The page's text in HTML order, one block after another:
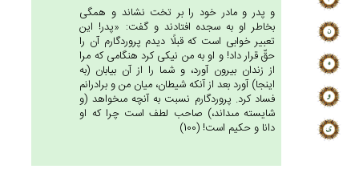
و پدر و مادر خود را بر تخت نشاند و همگى
بخاطر او به سجده افتادند و گفت: «پدر! اين
تعبير خوابى است كه قبلًا ديدم پروردگارم آن را
حقّ قرار داد! و او به من نيكى كرد هنگامى كه مرا
از زندان بيرون آورد، و شما را از آن بيابان (به
اينجا) آورد بعد از آنكه شيطان، ميان من و برادرانم
فساد كرد. پروردگارم نسبت به آنچه مى‏خواهد (و
شايسته مى‏داند،) صاحب لطف است چرا كه او
دانا و حكيم است! (100)